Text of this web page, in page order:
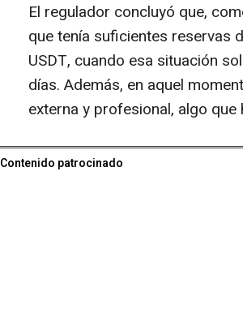
El regulador concluyó que,
que tenía suficientes reservas
USDT, cuando esa situación
días. Además, en aquel
externa y profesional, algo
Contenido patrocinado